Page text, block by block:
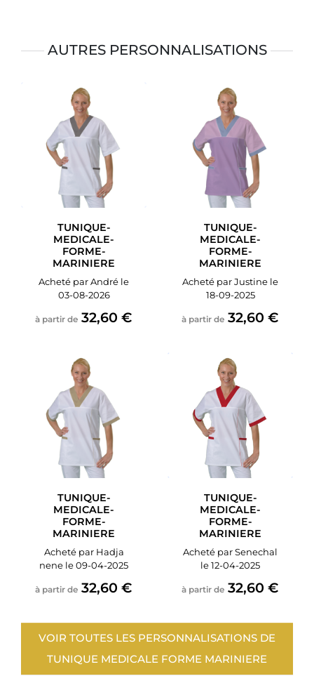
AUTRES PERSONNALISATIONS
TUNIQUE-
MEDICALE-
FORME-
MARINIERE
Acheté par André le
03-08-2026
à partir de 32,60 €
TUNIQUE-
MEDICALE-
FORME-
MARINIERE
Acheté par Justine le
18-09-2025
à partir de 32,60 €
TUNIQUE-
MEDICALE-
FORME-
MARINIERE
Acheté par Hadja
nene le 09-04-2025
à partir de 32,60 €
TUNIQUE-
MEDICALE-
FORME-
MARINIERE
Acheté par Senechal
le 12-04-2025
à partir de 32,60 €
VOIR TOUTES LES PERSONNALISATIONS DE
TUNIQUE MEDICALE FORME MARINIERE